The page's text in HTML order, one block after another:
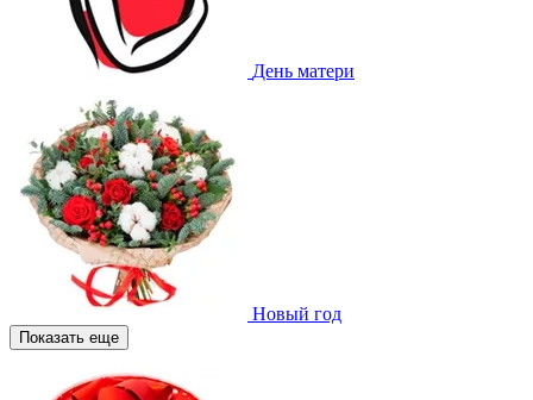
День матери
Новый год
Показать еще